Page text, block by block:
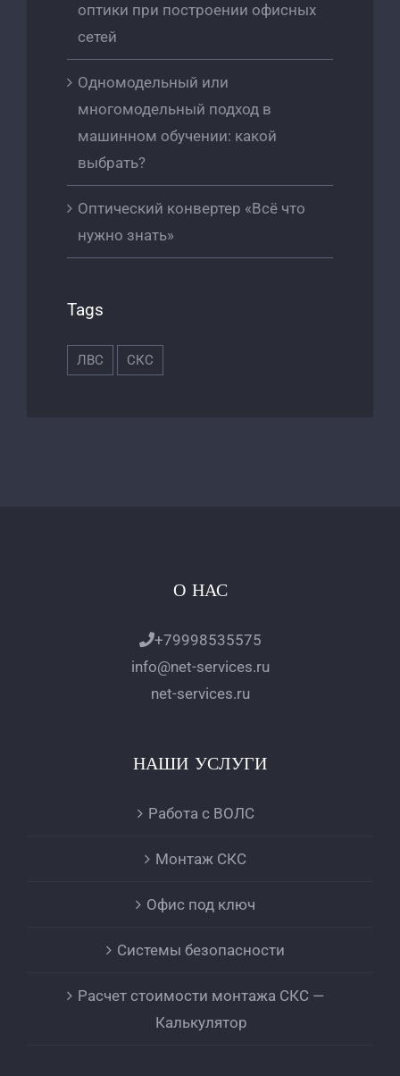
оптики при построении офисных
сетей
Одномодельный или
многомодельный подход в
машинном обучении: какой
выбрать?
Оптический конвертер «Всё что
нужно знать»
Tags
ЛВС СКС
О НАС
+79998535575
info@net-services.ru
net-services.ru
НАШИ УСЛУГИ
Работа с ВОЛС
Монтаж СКС
Офис под ключ
Системы безопасности
Расчет стоимости монтажа СКС —
Калькулятор